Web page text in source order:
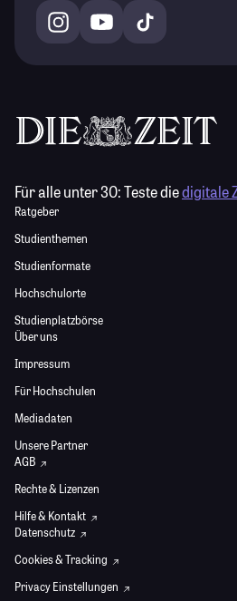
Für alle unter 30:Teste diedigitale
Ratgeber
Studienthemen
Studienformate
Hochschulorte
Studienplatzbörse
Über uns
Impressum
Für Hochschulen
Mediadaten
Unsere Partner
AGB
Rechte & Lizenzen
Hilfe & Kontakt
Datenschutz
Cookies & Tracking
Privacy Einstellungen